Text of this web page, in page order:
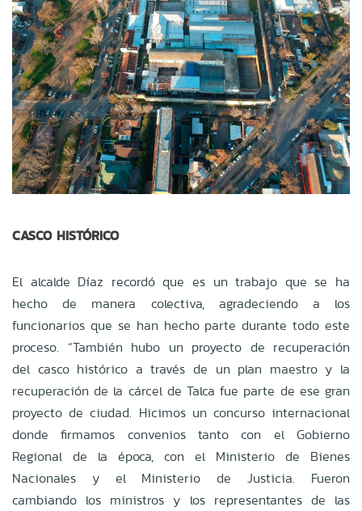
CASCO HISTÓRICO
El alcalde Díaz recordó que es un trabajo que se ha
hecho de manera colectiva, agradeciendo a los
funcionarios que se han hecho parte durante todo este
proceso. “También hubo un proyecto de recuperación
del casco histórico a través de un plan maestro y la
recuperación de la cárcel de Talca fue parte de ese gran
proyecto de ciudad. Hicimos un concurso internacional
donde firmamos convenios tanto con el Gobierno
Regional de la época, con el Ministerio de Bienes
Nacionales y el Ministerio de Justicia. Fueron
cambiando los ministros y los representantes de las